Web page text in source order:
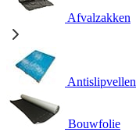
Afvalzakken
Antislipvellen
Bouwfolie